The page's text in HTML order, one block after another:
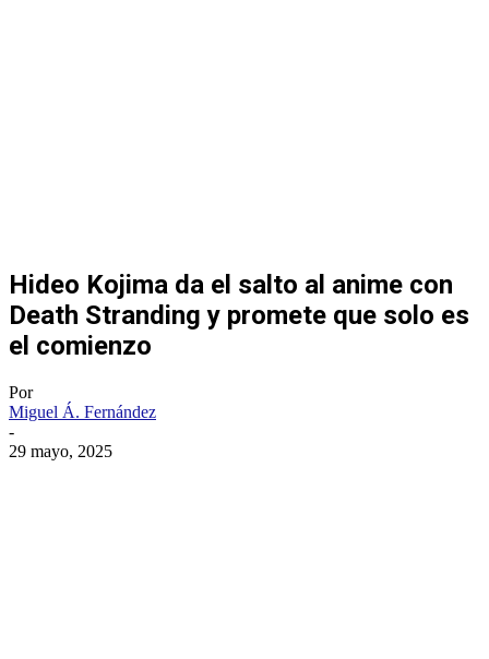
Hideo Kojima da el salto al anime con
Death Stranding y promete que solo es
el comienzo
Por
Miguel Á. Fernández
-
29 mayo, 2025